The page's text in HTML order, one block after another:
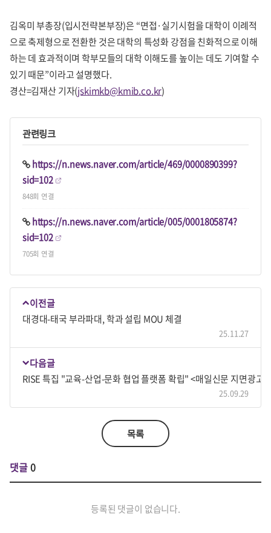
김옥미 부총장(입시전략본부장)은 “면접·실기시험을 대학이 이례적
으로 축제형으로 전환한 것은 대학의 특성화 강점을 친화적으로 이해
하는 데 효과적이며 학부모들의 대학 이해도를 높이는 데도 기여할 수
있기 때문”이라고 설명했다.
경산=김재산 기자(jskimkb@kmib.co.kr)
관련링크
https://n.news.naver.com/article/469/0000890399?
sid=102
848회 연결
https://n.news.naver.com/article/005/0001805874?
sid=102
705회 연결
이전글
대경대-태국 부라파대, 학과 설립 MOU 체결
25.11.27
다음글
RISE 특집 "교육-산업-문화 협업 플랫폼 확립" <매일신문 지면광고
25.09.29
목록
댓글0
등록된 댓글이 없습니다.